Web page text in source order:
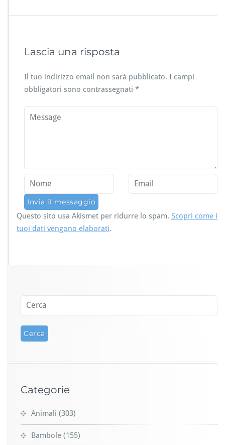
Lascia una risposta
Il tuo indirizzo email non sarà pubblicato. I campi
obbligatori sono contrassegnati *
Questo sito usa Akismet per ridurre lo spam. Scopri come i
tuoi dati vengono elaborati.
Categorie
Animali (303)
Bambole (155)